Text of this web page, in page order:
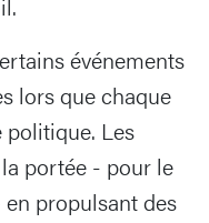
événements
lors que chaque
politique. Les
portée - pour le
propulsant des